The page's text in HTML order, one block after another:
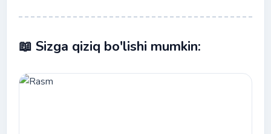
📖 Sizga qiziq bo'lishi mumkin: